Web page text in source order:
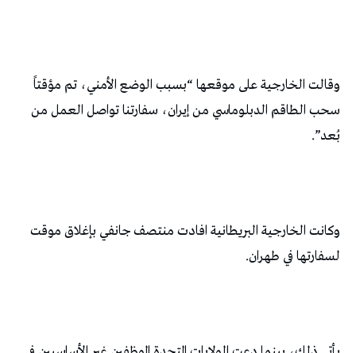
وقالت الخارجية على موقعها “بسبب الوضع الأمني، تم مؤقتاً
سحب الطاقم الدبلوماسي من إيران، سفارتنا تواصل العمل من
بُعد”.
وكانت الخارجية البريطانية افادت منتصف جانفي بإغلاق موقت
لسفارتها في طهران.